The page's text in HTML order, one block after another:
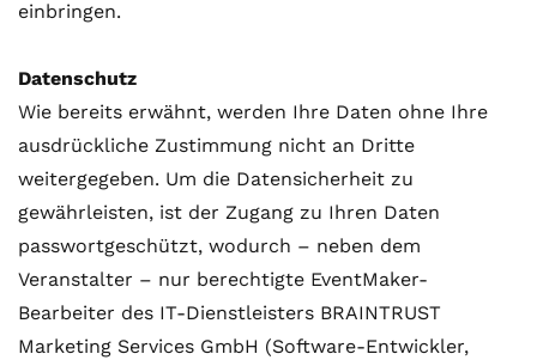
einbringen.
Datenschutz
Wie bereits erwähnt, werden Ihre Daten ohne Ihre
ausdrückliche Zustimmung nicht an Dritte
weitergegeben. Um die Datensicherheit zu
gewährleisten, ist der Zugang zu Ihren Daten
passwortgeschützt, wodurch – neben dem
Veranstalter – nur berechtigte EventMaker-
Bearbeiter des IT-Dienstleisters BRAINTRUST
Marketing Services GmbH (Software-Entwickler,